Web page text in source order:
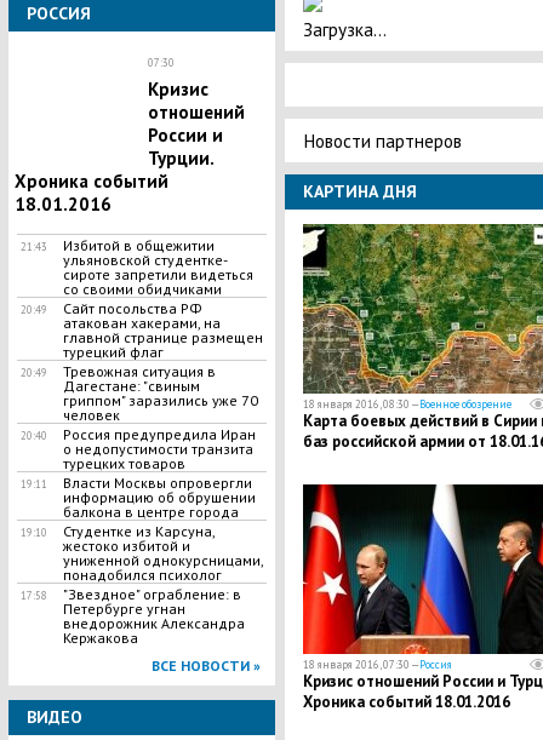
РОССИЯ
07:30
Кризис
отношений
России и
Турции.
Хроника событий
18.01.2016
21:43
Избитой в общежитии
ульяновской студентке-
сироте запретили видеться
со своими обидчиками
20:49
Сайт посольства РФ
атакован хакерами, на
главной странице размещен
турецкий флаг
20:49
Тревожная ситуация в
Дагестане: "свиным
гриппом" заразились уже 70
человек
20:40
Россия предупредила Иран
о недопустимости транзита
турецких товаров
19:11
Власти Москвы опровергли
информацию об обрушении
балкона в центре города
19:10
Студентке из Карсуна,
жестоко избитой и
униженной однокурсницами,
понадобился психолог
17:58
"Звездное" ограбление: в
Петербурге угнан
внедорожник Александра
Кержакова
ВСЕ НОВОСТИ »
ВИДЕО
Загрузка...
Новости партнеров
КАРТИНА ДНЯ
18 января 2016, 08:30 —Военное обозрение
Карта боевых действий в Сирии
баз российской армии от
18 января 2016, 07:30 —Россия
Кризис отношений России и
Хроника событий 18.01.2016